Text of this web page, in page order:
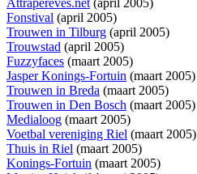
Attrapereves.net (april 2005)
Fonstival (april 2005)
Trouwen in Tilburg (april 2005)
Trouwstad (april 2005)
Fuzzyfaces (maart 2005)
Jasper Konings-Fortuin (maart 2005)
Trouwen in Breda (maart 2005)
Trouwen in Den Bosch (maart 2005)
Medialoog (maart 2005)
Voetbal vereniging Riel (maart 2005)
Thuis in Riel (maart 2005)
Konings-Fortuin (maart 2005)